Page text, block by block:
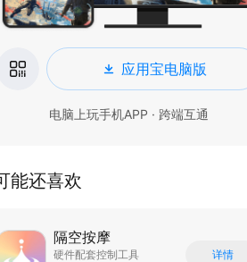
应用宝电脑版
电脑上玩手机APP · 跨端互通
能还喜欢
隔空按摩
硬件配套控制工具
详情